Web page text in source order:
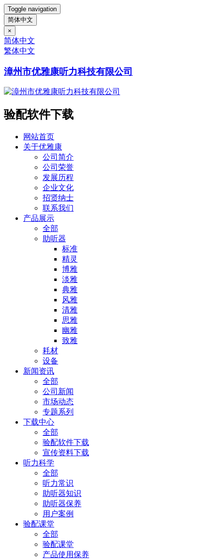
Toggle navigation
简体中文
×
简体中文
繁体中文
漳州市优雅康听力科技有限公司
验配软件下载
网站首页
关于优雅康
公司简介
公司荣誉
发展历程
企业文化
招贤纳士
联系我们
产品展示
全部
助听器
标准
精灵
博雅
淡雅
典雅
风雅
清雅
思雅
幽雅
致雅
耗材
设备
新闻资讯
全部
公司新闻
市场动态
专题系列
下载中心
全部
验配软件下载
宣传资料下载
听力科学
全部
听力常识
助听器知识
助听器保养
用户案例
验配课堂
全部
验配课堂
产品使用保养